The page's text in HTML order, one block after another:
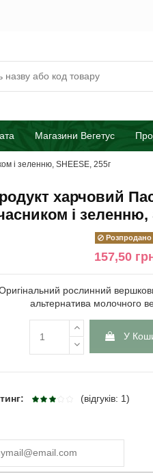
Магазини Вегетус
і зеленню, SHEESE, 255г
харчовий
і зеленню,
Розпродано
157,50
рослинний
альтернатива молочного
У
(відгуків: 1)